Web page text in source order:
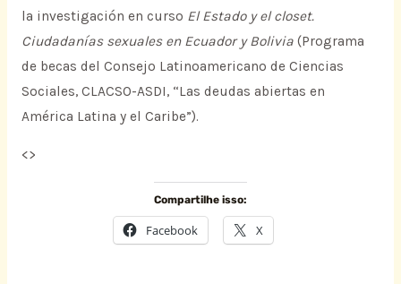
la investigación en curso El Estado y el closet.
Ciudadanías sexuales en Ecuador y Bolivia(Programa
de becas del Consejo Latinoamericano de Ciencias
Sociales, CLACSO-ASDI, “Las deudas abiertas en
América Latina y el Caribe”).
<>
Compartilhe isso:
Facebook X